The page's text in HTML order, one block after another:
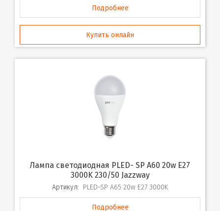
Подробнее
Купить онлайн
Лампа светодиодная PLED- SP A60 20w E27
3000K 230/50 Jazzway
Артикул: PLED-SP A65 20w E27 3000K
Подробнее